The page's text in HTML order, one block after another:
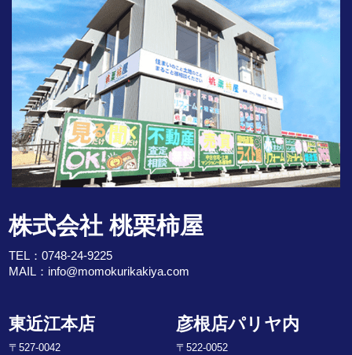
株式会社 桃栗柿屋
TEL：0748-24-9225
MAIL： info@momokurikakiya.com
東近江本店
〒527-0042
彦根店パリヤ内
〒522-0052